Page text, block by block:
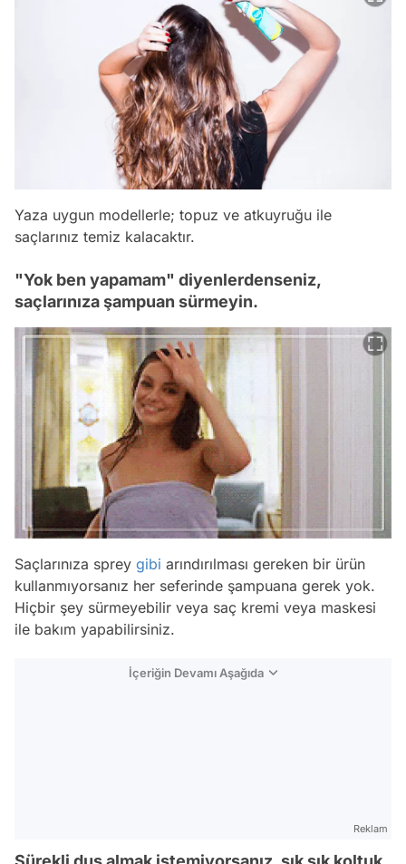
Yaza uygun modellerle; topuz ve atkuyruğu ile
saçlarınız temiz kalacaktır.
"Yok ben yapamam" diyenlerdenseniz,
saçlarınıza şampuan sürmeyin.
Saçlarınıza sprey gibi arındırılması gereken bir ürün
kullanmıyorsanız her seferinde şampuana gerek yok.
Hiçbir şey sürmeyebilir veya saç kremi veya maskesi
ile bakım yapabilirsiniz.
İçeriğin Devamı Aşağıda
Reklam